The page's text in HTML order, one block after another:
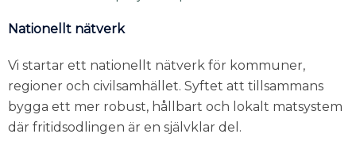
Nationellt nätverk
Vi startar ett nationellt nätverk för kommuner,
regioner och civilsamhället. Syftet att tillsammans
bygga ett mer robust, hållbart och lokalt matsystem
där fritidsodlingen är en självklar del.